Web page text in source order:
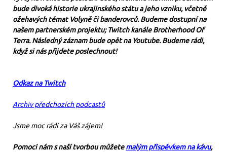
bude divoká historie ukrajinského státu a jeho vzniku, včetně
ožehavých témat Volyně či banderovců. Budeme dostupní na
našem partnerském projektu; Twitch kanále Brotherhood Of
Terra. Následný záznam bude opět na Youtube. Budeme rádi,
když si nás přijdete poslechnout!
Odkaz na Twitch
Archiv předchozích podcastů
Jsme moc rádi za Váš zájem!
Pomoci nám s naší tvorbou můžetemalým příspěvkem na kávu,